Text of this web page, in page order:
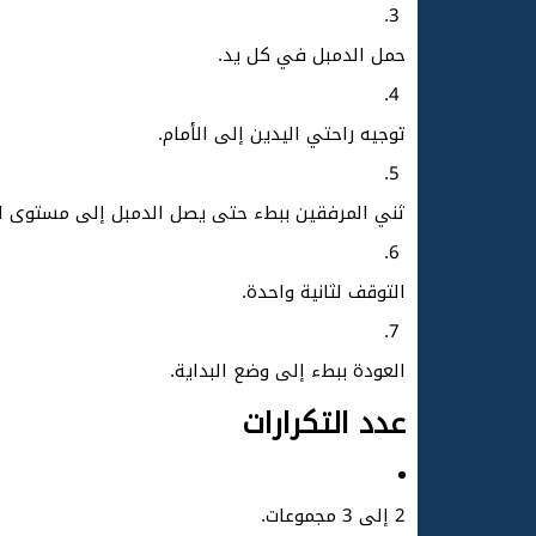
حمل الدمبل في كل يد.
توجيه راحتي اليدين إلى الأمام.
ثني المرفقين ببطء حتى يصل الدمبل إلى مستوى
التوقف لثانية واحدة.
العودة ببطء إلى وضع البداية.
عدد التكرارات
2 إلى 3 مجموعات.